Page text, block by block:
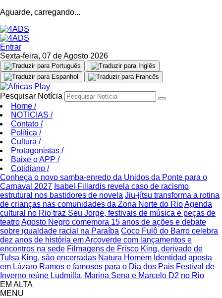
Aguarde, carregando...
Entrar
Sexta-feira, 07 de Agosto 2026
Pesquisar Notícia
Home /
NOTÍCIAS /
Contato /
Política /
Cultura /
Protagonistas /
Baixe o APP /
Cotidiano /
Conheça o novo samba-enredo da Unidos da Ponte para o
Carnaval 2027 Isabel Fillardis revela caso de racismo
estrutural nos bastidores de novela Jiu-jítsu transforma a rotina
de crianças nas comunidades da Zona Norte do RioAgenda
cultural no Rio traz Seu Jorge, festivais de música e peças de
teatroAgosto Negro comemora 15 anos de ações e debate
sobre igualdade racial na Paraíba Coco Fulô do Barro celebra
dez anos de história em Arcoverde com lançamentos e
encontros na sede Filmagens de Frisco King, derivado de
Tulsa King, são encerradas Natura Homem Identidad aposta
em Lázaro Ramos e famosos para o Dia dos Pais Festival de
Inverno reúne Ludmilla, Marina Sena e Marcelo D2 no Rio
EM ALTA
MENU